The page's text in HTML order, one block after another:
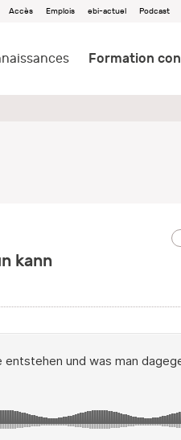
Accès Emplois ebi-actuel Podcast
Formation
kann